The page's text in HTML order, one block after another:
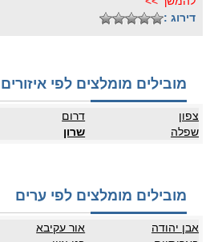
דירוג :
מובילים מומלצים לפי איזורים
צפון דרום
שפלה
שרון
מובילים מומלצים לפי ערים
אבן יהודה אור עקיבא